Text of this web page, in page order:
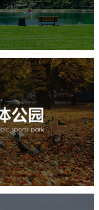
智慧公园
智能步道
智能语音亭
公园
智能
智慧公园
大数据平台
AR太极